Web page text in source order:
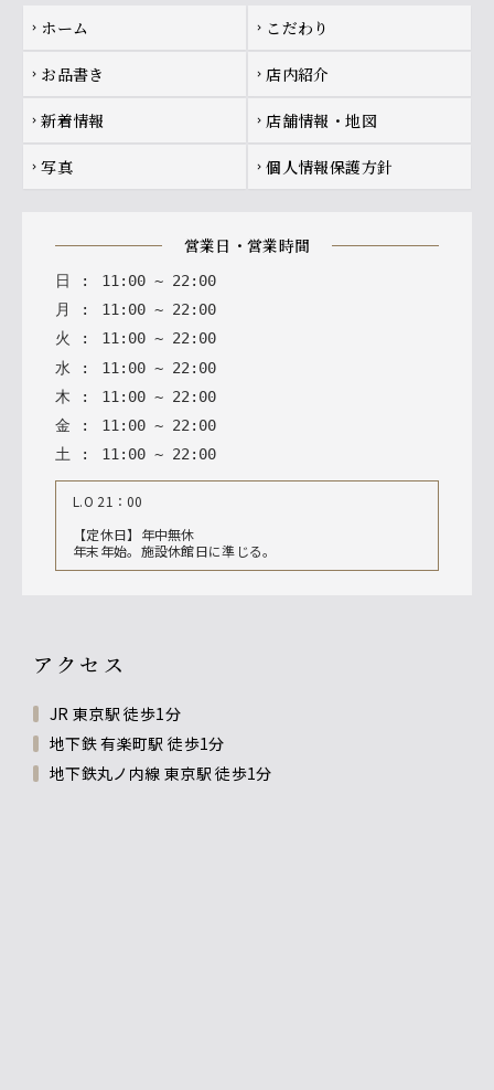
Footer navigation
chevron_right ホーム chevron_right こだわり
chevron_right お品書き chevron_right 店内紹介
chevron_right 新着情報 chevron_right 店舗情報・地図
chevron_right 写真 chevron_right 個人情報保護方針
営業日・営業時間
日 : 11 : 00 ~ 22 : 00
月
: 11: 00 ~ 22: 00
火
: 11: 00 ~ 22: 00
水 : 11 : 00 ~ 22 : 00
木 : 11 : 00 ~ 22 : 00
金 : 11 : 00 ~ 22 : 00
土 : 11 : 00 ~ 22 : 00
L.O 21：00
【定休日】年中無休
年末年始。施設休館日に準じる。
アクセス
JR 東京駅 徒歩1分
地下鉄 有楽町駅 徒歩1分
地下鉄丸ノ内線 東京駅 徒歩1分